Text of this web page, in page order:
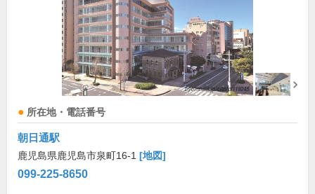
所在地・電話番号
朝日通駅
鹿児島県鹿児島市泉町16-1 [地図]
099-225-8650